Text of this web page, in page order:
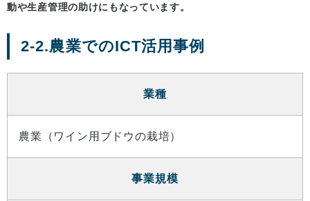
動や生産管理の助けにもなっています。
2-2.農業でのICT活用事例
業種
農業（ワイン用ブドウの栽培）
事業規模